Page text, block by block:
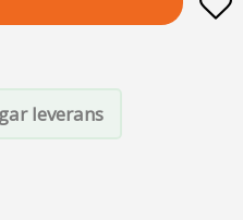
leverans